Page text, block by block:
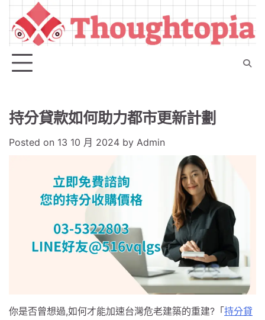
Skip
content
持分貸款如何助力都市更新計劃
Posted on 13 10 月 2024 by Admin
你是否曾想過,如何才能加速台灣危老建築的重建?「持分貸